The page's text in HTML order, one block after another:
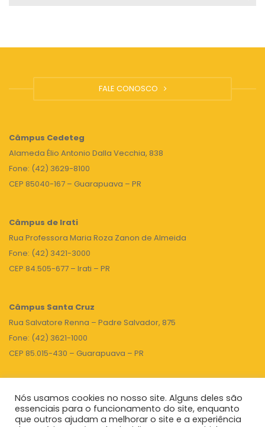
FALE CONOSCO
Câmpus Cedeteg
Alameda Élio Antonio Dalla Vecchia, 838
Fone: (42) 3629-8100
CEP 85040-167 – Guarapuava – PR
Câmpus de Irati
Rua Professora Maria Roza Zanon de Almeida
Fone: (42) 3421-3000
CEP 84.505-677 – Irati – PR
Câmpus Santa Cruz
Rua Salvatore Renna – Padre Salvador, 875
Fone: (42) 3621-1000
CEP 85.015-430 – Guarapuava – PR
TOPO
Nós usamos cookies no nosso site. Alguns deles são
essenciais para o funcionamento do site, enquanto
que outros ajudam a melhorar o site e a experiência